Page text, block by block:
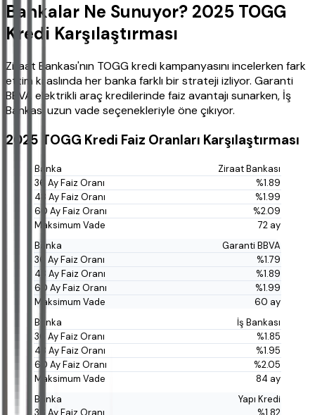
Bankalar Ne Sunuyor? 2025 TOGG
Kredi Karşılaştırması
Ziraat Bankası'nın TOGG kredi kampanyasını incelerken fark
ettim ki aslında her banka farklı bir strateji izliyor. Garanti
BBVA elektrikli araç kredilerinde faiz avantajı sunarken, İş
Bankası uzun vade seçenekleriyle öne çıkıyor.
2025 TOGG Kredi Faiz Oranları Karşılaştırması
Ziraat Bankası
%1.89
%1.99
%2.09
72 ay
Garanti BBVA
%1.79
%1.89
%1.99
60 ay
İş Bankası
%1.85
%1.95
%2.05
84 ay
Yapı Kredi
%1.82